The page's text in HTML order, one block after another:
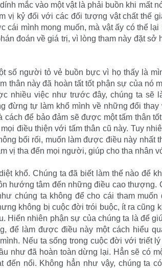
mắc vào một vật là phải buồn khi mất
vị kỷ đối với các đối tượng vật chất thế
cái mình mong muốn, mà vật ấy có thể
đoán về giá trị, vì lòng tham này đặt
số người tỏ vẻ buồn bực vì họ thấy là
thân này đã hoàn tất tốt phận sự của nó
nhiều việc như trước đây, chúng ta sẽ
đừng tự làm khổ mình về những đổi
cách để bảo đảm sẽ được một tấm thân
điều thiện với tấm thân cũ này. Tuy
bối rối, muốn làm được điều này nhất
vị tha đến mọi người, giúp cho tha nhân
khổ. Chúng ta đã biết làm thế nào để
hướng tâm đến những điều cao thượng.
chúng ta không để cho cái tham
không bị cuộc đời trói buộc, ít ra cũng
Hiển nhiên phận sự của chúng ta là để
để làm được điều này một cách hiểu
Nếu ta sống trong cuộc đời với triết
như đã hoàn toàn dừng lại. Hẳn sẽ có
đến nổi. Không hẳn như vậy, chúng ta